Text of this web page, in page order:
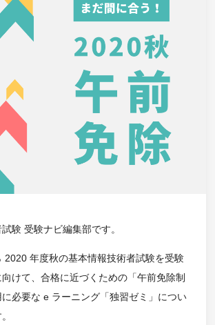
験 受験ナビ編集部です。
2020 年度秋の基本情報技術者試験を受験
けて、合格に近づくための「午前免除制
必要な e ラーニング「独習ゼミ」につい